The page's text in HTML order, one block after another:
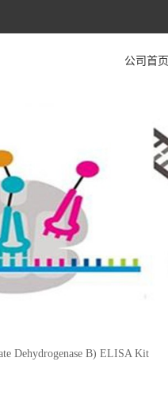
公司首页
Dehydrogenase B) ELISA Kit